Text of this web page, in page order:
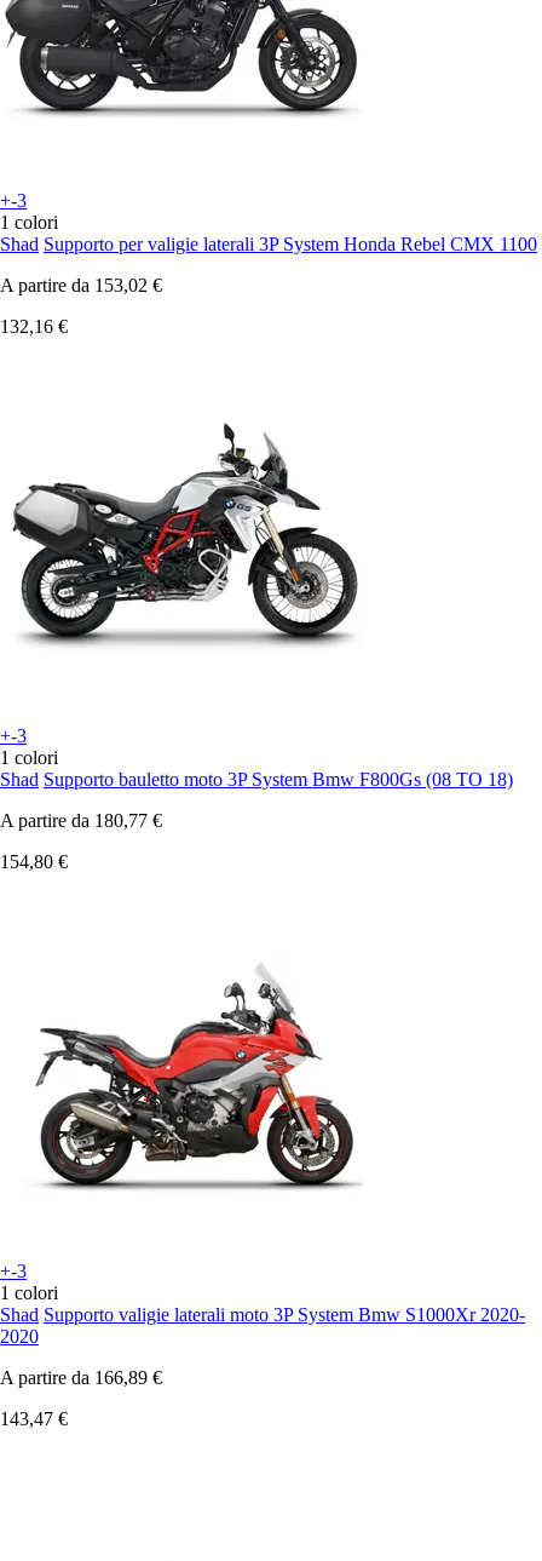
+-3
1 colori
Shad Supporto per valigie laterali 3P System Honda Rebel CMX 1100
A partire da 153,02 €
132,16 €
+-3
1 colori
Shad Supporto bauletto moto 3P System Bmw F800Gs (08 TO 18)
A partire da 180,77 €
154,80 €
+-3
1 colori
Shad Supporto valigie laterali moto 3P System Bmw S1000Xr 2020-
2020
A partire da 166,89 €
143,47 €